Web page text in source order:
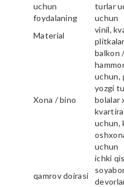
uchun
foydalaning
turlar
uchun
Material
vinil,
Xona / bino
balkon
uchun,
yozgi
bolalar
uchun,
uchun
qamrov doirasi
ichki